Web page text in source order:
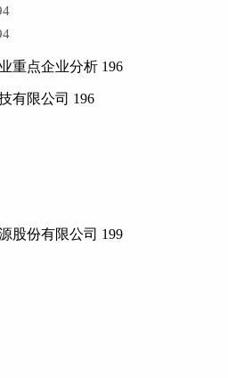
重点企业分析 196
有限公司 196
股份有限公司 199